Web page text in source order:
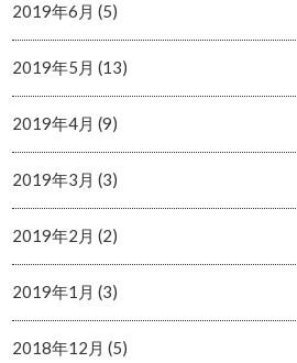
2019年6月 (5)
2019年5月 (13)
2019年4月 (9)
2019年3月 (3)
2019年2月 (2)
2019年1月 (3)
2018年12月 (5)